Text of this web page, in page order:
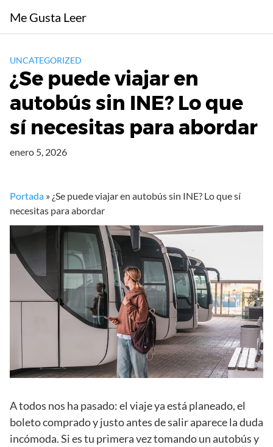
contenido
Me Gusta Leer
UNCATEGORIZED
¿Se puede viajar en
autobús sin INE? Lo que
sí necesitas para abordar
enero 5, 2026
Portada » ¿Se puede viajar en autobús sin INE? Lo que sí
necesitas para abordar
A todos nos ha pasado: el viaje ya está planeado, el
boleto comprado y justo antes de salir aparece la duda
incómoda. Si es tu primera vez tomando un autobús y